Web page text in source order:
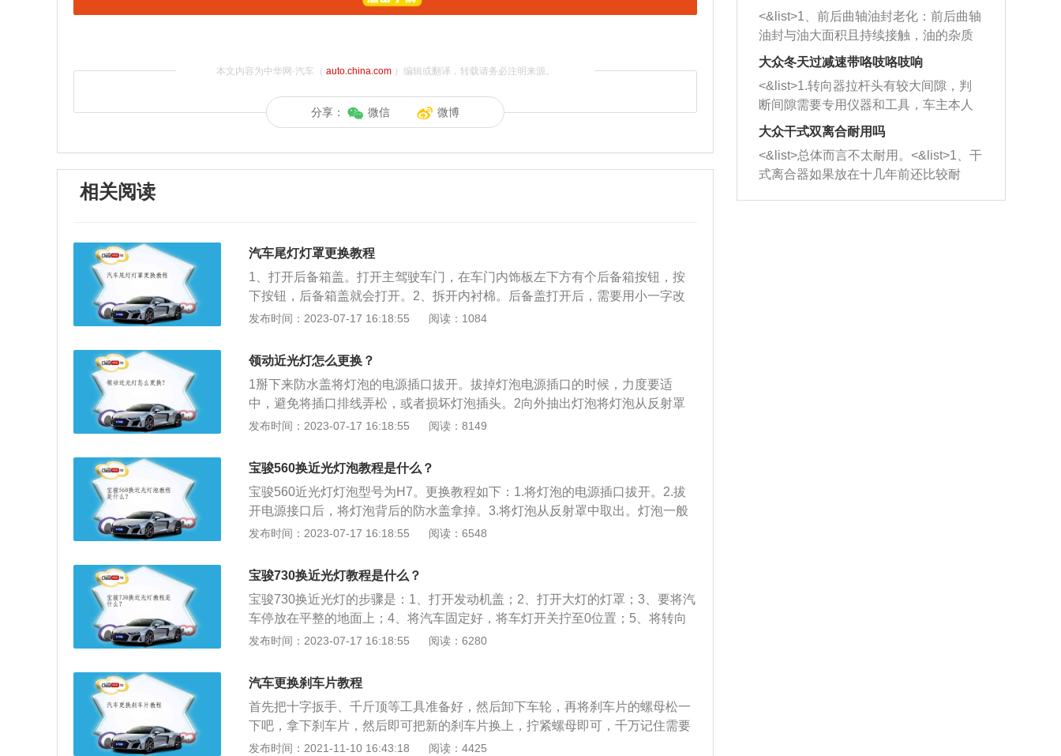
本文内容为中华网·汽车（ auto.china.com）编辑或翻译，转载请务必注明来源。
分享： 微信 微博
相关阅读
汽车尾灯灯罩更换教程
1、打开后备箱盖。打开主驾驶车门，在车门内饰板左下方有个后备箱按钮，按
下按钮，后备箱盖就会打开。2、拆开内衬棉。后备盖打开后，需要用小一字改
锥将固定内衬棉的卡扣撬开，把内衬棉拆开，撬卡扣的时候要慢点，不要把卡扣
号套头，拆下三个螺母，再把螺母收好。4、拔下线束。把汽车的尾灯线束插头
拔下来，如果插头不好拔，就用小一字改锥轻轻地往外撬，就可以把线束插头拔
下来。5、取下后尾灯灯罩。用两只手拽住汽车后尾灯灯罩的两边，一边拽一边
轻轻地晃动，后尾灯就会和车体分离开。6、按住新灯罩。把凹槽内的胶体和灰
尘清理干净，再用新的密封胶填满凹槽，装上新的灯罩，把溢出的密封胶擦除，
行简单的修补。如果汽车尾灯的灯罩破洞，就需要更换新的灯罩。
发布时间：2023-07-17 16:18:55 阅读：1084
领动近光灯怎么更换？
1掰下来防水盖将灯泡的电源插口拔开。拔掉灯泡电源插口的时候，力度要适
中，避免将插口排线弄松，或者损坏灯泡插头。2向外抽出灯泡将灯泡从反射罩
中取出。灯泡一般是由钢丝卡簧固定，某些车型的灯泡还带有塑料底座。3更换
推，将新灯泡固定在反射罩内。
发布时间：2023-07-17 16:18:55 阅读：8149
宝骏560换近光灯泡教程是什么？
宝骏560近光灯灯泡型号为H7。更换教程如下：1.将灯泡的电源插口拔开。2.拔
开电源接口后，将灯泡背后的防水盖拿掉。3.将灯泡从反射罩中取出。灯泡一般
是由钢丝卡簧固定，某些车型的灯泡还带有塑料底座。4.将新灯泡放入反射罩，
5.重新盖上防水盖，将灯泡电源插上，更换操作完成。
发布时间：2023-07-17 16:18:55 阅读：6548
宝骏730换近光灯教程是什么？
宝骏730换近光灯的步骤是：1、打开发动机盖；2、打开大灯的灯罩；3、要将汽
车停放在平整的地面上；4、将汽车固定好，将车灯开关拧至0位置；5、将转向
灯操纵杆拨至中间位置，关闭大灯之后需要等待一段时间，等灯泡充分冷却；
同，灯泡规格通常标注在灯泡玻璃或灯泡座上，操作时注意手指勿触碰灯泡玻璃
即可。宝骏730是上汽通用五菱宝骏旗下一款汽车产品，该车车身尺寸分别为478
0mm、1820mm、1755mm，最大载物空间可达1680L，最高车速每小时为150千
米，油箱容积为52升，车重为1420kg。
发布时间：2023-07-17 16:18:55 阅读：6280
汽车更换刹车片教程
首先把十字扳手、千斤顶等工具准备好，然后卸下车轮，再将刹车片的螺母松一
下吧，拿下刹车片，然后即可把新的刹车片换上，拧紧螺母即可，千万记住需要
紧固好。需要特别注意的是，要将制动警报线的插头拔开，将固定制动钳的螺丝
发布时间：2021-11-10 16:43:18 阅读：4425
西取出来。但如果是因为积碳过多引起
的堵塞，就需要将三元催化器泡在草酸
洗剂对堵塞的情况得到解决，将清洗剂
放在燃油箱中，与燃油混合后，车辆启
动时，就可以和汽油一起进入到燃烧
室，最后形成废气排出，就可以让三元
催化器得到清洗，排气管堵塞的情况就
能够得到解决。
一圈半的练习，往右同样也要打相同的
圈数。 <&list>3、最后强调要反复练
习，这样就可以形成肌肉记忆，在真实
驾驶车辆时，不需要记忆也能打好方
向。
<&list>1、前后曲轴油封老化：前后曲轴
油封与油大面积且持续接触，油的杂质
和发动机内持续温度变化使其密封效果
逐渐减弱，导致渗油或漏油。<&list>2、
活塞间隙过大：积碳会使活塞环与缸体
的间隙扩大，导致机油流入燃烧室中，
造成烧机油。<&list>3、机油粘度。使用
机油粘度过小的话，同样会有烧机油现
象，机油粘度过小具有很好的流动性，
大众冬天过减速带咯吱咯吱响
<&list>1.转向器拉杆头有较大间隙，判
断间隙需要专用仪器和工具，车主本人
无法制作，需要将车辆送到修理厂或4s
店；<&list>2.车辆半轴套管防尘罩破
裂，破裂后会出现漏油现象，使半轴磨
损严重，磨损的半轴容易损坏，产生异
响；<&list>3.稳定器的转向胶套和球头
大众干式双离合耐用吗
<&list>总体而言不太耐用。<&list>1、干
式离合器如果放在十几年前还比较耐